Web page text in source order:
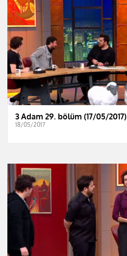
3 Adam 29. bölüm (17/05/2017)
18/05/2017